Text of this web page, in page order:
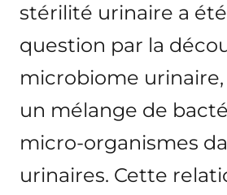
stérilité urinaire a
question par la
microbiome urinaire,
un mélange de
micro-organismes
urinaires. Cette